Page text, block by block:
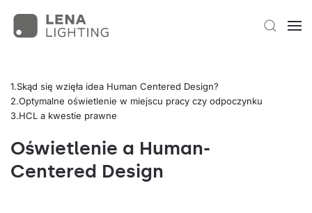
Skąd się wzięła idea Human Centered Design?
Optymalne oświetlenie w miejscu pracy czy odpoczynku
HCL a kwestie prawne
Oświetlenie a Human-
Centered Design